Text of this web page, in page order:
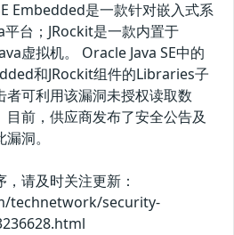
Embedded是一款针对嵌入式系
台；JRockit是一款内置于
虚拟机。 Oracle Java SE中的
和JRockit组件的Libraries子
可利用该漏洞未授权读取数
前，供应商发布了安全公告及
洞。
请及时关注更新：
technetwork/security-